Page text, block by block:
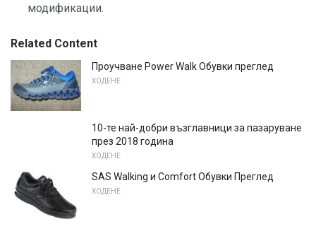
модификации.
Related Content
Проучване Power Walk Обувки преглед
ХОДЕНЕ
10-те най-добри възглавници за пазаруване
през 2018 година
ХОДЕНЕ
SAS Walking и Comfort Обувки Преглед
ХОДЕНЕ